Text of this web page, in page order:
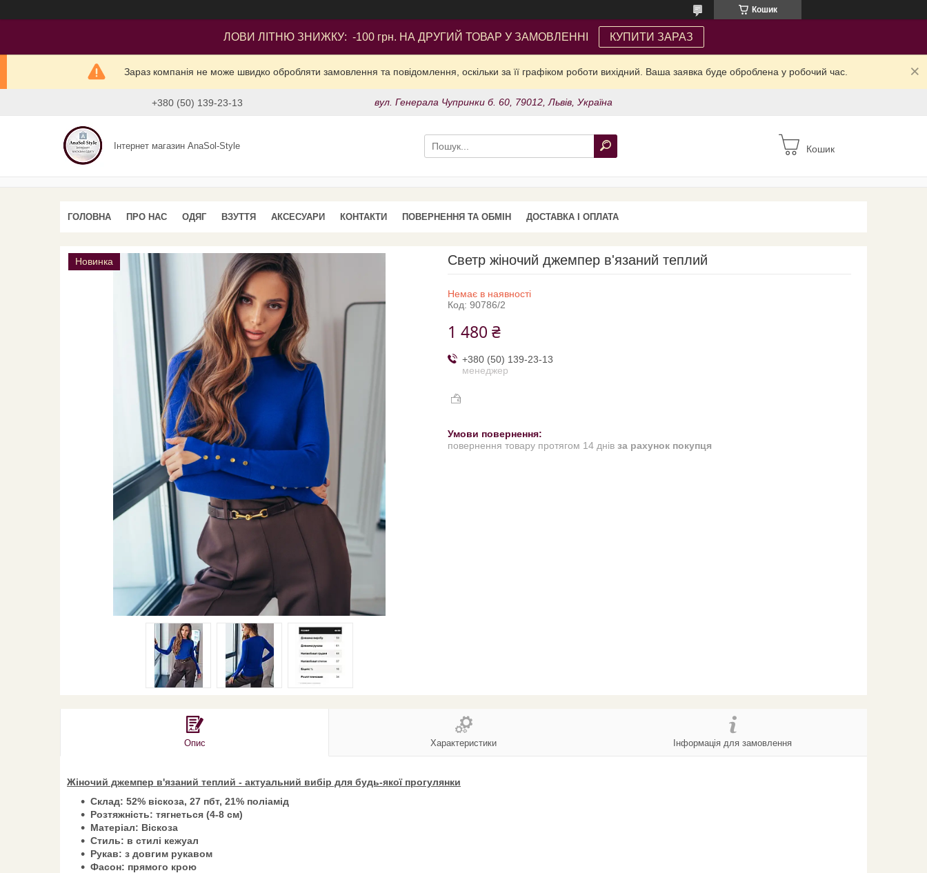
Кошик
ЛОВИ ЛІТНЮ ЗНИЖКУ: -100 грн. НА ДРУГИЙ ТОВАР У ЗАМОВЛЕННІ КУПИТИ ЗАРАЗ
Зараз компанія не може швидко обробляти замовлення та повідомлення, оскільки за її графіком роботи вихідний. Ваша заявка буде оброблена у робочий час.
+380 (50) 139-23-13 вул. Генерала Чупринки б. 60, 79012, Львів, Україна
Інтернет магазин AnaSol-Style Кошик
ГОЛОВНА ПРО НАС ОДЯГ ВЗУТТЯ АКСЕСУАРИ КОНТАКТИ ПОВЕРНЕННЯ ТА ОБМІН ДОСТАВКА І ОПЛАТА
Новинка Светр жіночий джемпер в'язаний теплий
Немає в наявності
Код: 90786/2
1 480 ₴
+380 (50) 139-23-13
менеджер
повернення товару протягом 14 днів за рахунок покупця
Опис Характеристики Інформація для замовлення
Жіночий джемпер в'язаний теплий - актуальний вибір для будь-якої прогулянки
Склад: 52% віскоза, 27 пбт, 21% поліамід
Розтяжність: тягнеться (4-8 см)
Матеріал: Віскоза
Стиль: в стилі кежуал
Рукав: з довгим рукавом
Фасон: прямого крою